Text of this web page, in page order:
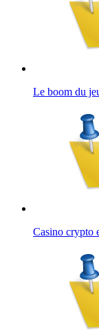
Le boom du
Casino crypto